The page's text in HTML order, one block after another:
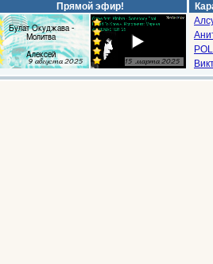
Прямой эфир!